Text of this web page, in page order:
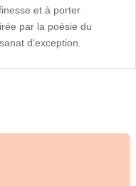
et à porter
par la poésie du
d'exception.